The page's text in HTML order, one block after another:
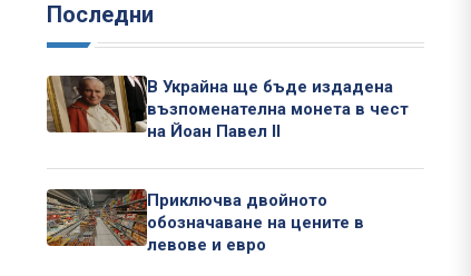
Последни
В Украйна ще бъде издадена
възпоменателна монета в чест
на Йоан Павел II
Приключва двойното
обозначаване на цените в
левове и евро